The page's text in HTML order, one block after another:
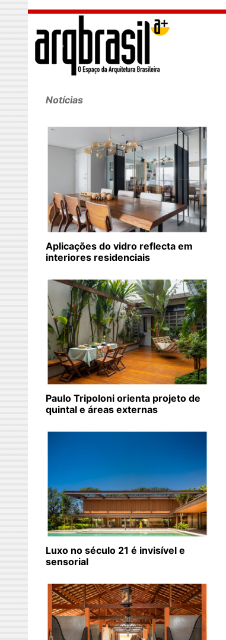
Skip to main content
Notícias
Aplicações do vidro reflecta em
interiores residenciais
Paulo Tripoloni orienta projeto de
quintal e áreas externas
Luxo no século 21 é invisível e
sensorial